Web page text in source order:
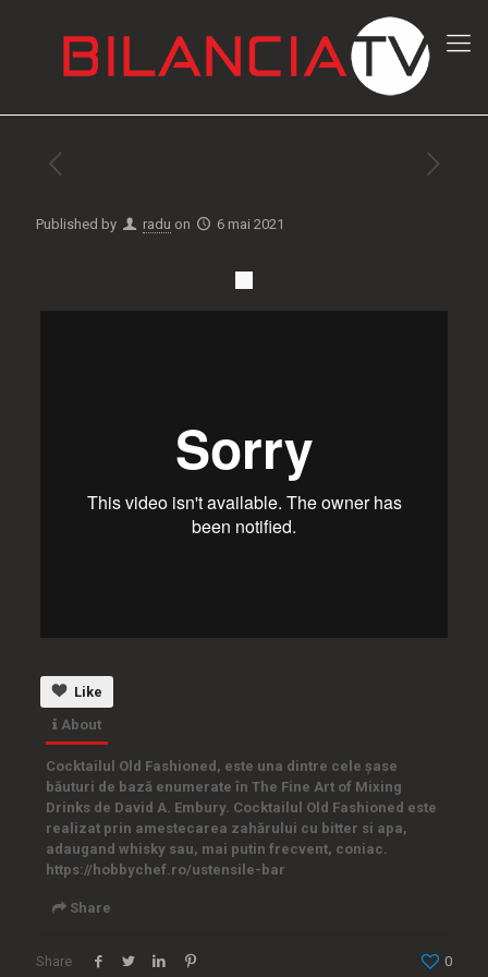
Published by radu on 6 mai 2021
Like
About
Cocktailul Old Fashioned, este una dintre cele șase
băuturi de bază enumerate în The Fine Art of Mixing
Drinks de David A. Embury. Cocktailul Old Fashioned este
realizat prin amestecarea zahărului cu bitter si apa,
adaugand whisky sau, mai putin frecvent, coniac.
https://hobbychef.ro/ustensile-bar
Share
Share 0